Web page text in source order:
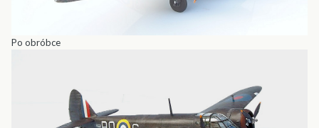
Po obróbce